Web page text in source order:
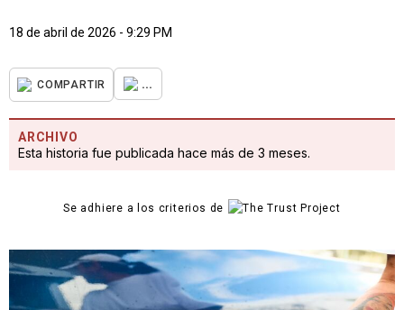
18 de abril de 2026 - 9:29 PM
COMPARTIR ...
ARCHIVO
Esta historia fue publicada hace más de 3 meses.
Se adhiere a los criterios de